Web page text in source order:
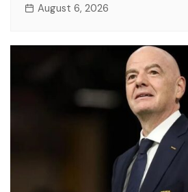
August 6, 2026